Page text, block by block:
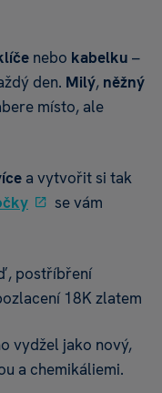
nebo kabelku –
den. Milý, něžný
místo, ale
a vytvořit si tak
se vám
postříbření
18K zlatem
vydžel jako nový,
a chemikáliemi.